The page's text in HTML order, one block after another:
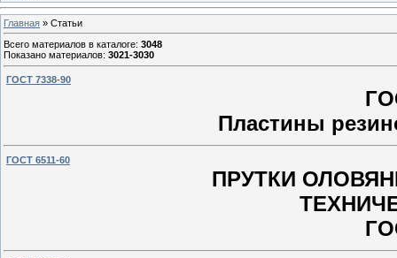
Главная » Статьи
Всего материалов в каталоге: 3048
Показано материалов: 3021-3030
ГОСТ 7338-90
Пластины
ГОСТ 6511-60
ПРУТКИ